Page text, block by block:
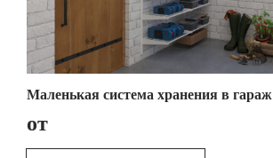
Маленькая система хранения в гараж
от